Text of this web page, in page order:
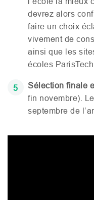
devrez alors
faire un choix
vivement de
ainsi que les
écoles ParisTech.
Sélection finale
fin novembre).
septembre de